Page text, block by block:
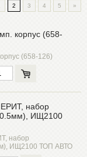
2 3 4 5 »
корпус (658-
(658-126)
набор
ИЩ2100
набор
ИЩ2100 ТОП АВТО